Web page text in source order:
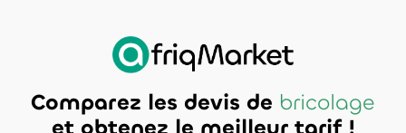
Comparez les devis de bricolage